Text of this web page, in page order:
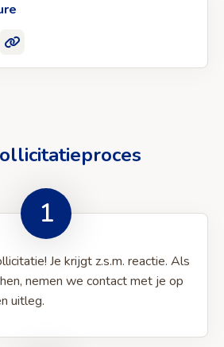
1
Je krijgt z.s.m. reactie. Als
nemen we contact met je op
uitleg.